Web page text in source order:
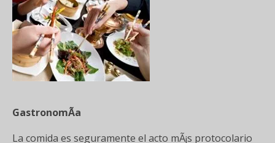
GastronomÃ­a
La comida es seguramente el acto mÃ¡s protocolario